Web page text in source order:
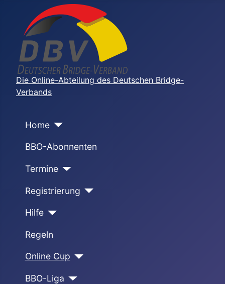
Die Online-Abteilung des Deutschen Bridge-
Verbands
Home
BBO-Abonnenten
Termine
Registrierung
Hilfe
Regeln
Online Cup
BBO-Liga